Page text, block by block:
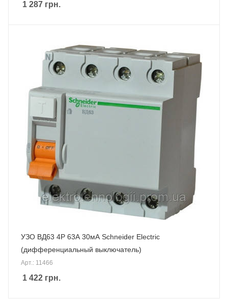
1 287 грн.
УЗО ВД63 4P 63А 30мА Schneider Electric
(дифференциальный выключатель)
Арт.: 11466
1 422 грн.